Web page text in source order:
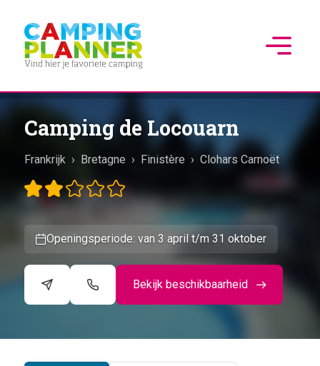
Camping de Locouarn
Frankrijk › Bretagne › Finistère › Clohars Carnoët
Openingsperiode: van 3 april t/m 31 oktober
Bekijk beschikbaarheid
+